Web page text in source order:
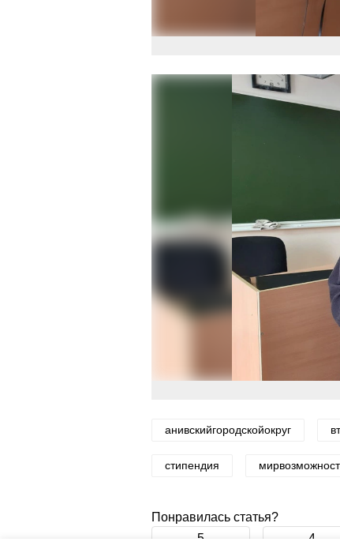
анивскийгородскойокруг
стипендия
Понравилась статья?
5 4